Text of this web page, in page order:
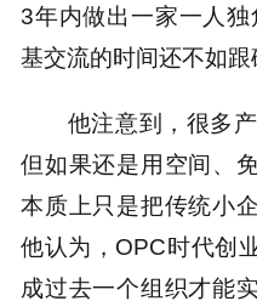
3年内做出一家一人
基交流的时间还不如跟
他注意到，很多
但如果还是用空间、
本质上只是把传统小
他认为，OPC时代创
成过去一个组织才能